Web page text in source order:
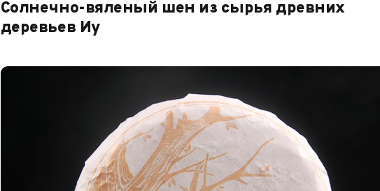
Солнечно-вяленый шен из сырья древних
деревьев Иу